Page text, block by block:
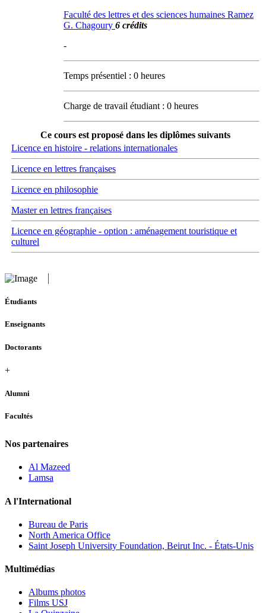
Faculté des lettres et des sciences humaines Ramez
G. Chagoury 6 crédits
-
Temps présentiel : 0 heures
Charge de travail étudiant : 0 heures
Ce cours est proposé dans les diplômes suivants
Licence en histoire - relations internationales
Licence en lettres françaises
Licence en philosophie
Master en lettres françaises
Licence en géographie - option : aménagement touristique et
culturel
Étudiants
Enseignants
Doctorants
+
Alumni
Facultés
Nos partenaires
Al Mazeed
Lamsa
A l'International
Bureau de Paris
North America Office
Saint Joseph University Foundation, Beirut Inc. - États-Unis
Multimédias
Albums photos
Films USJ